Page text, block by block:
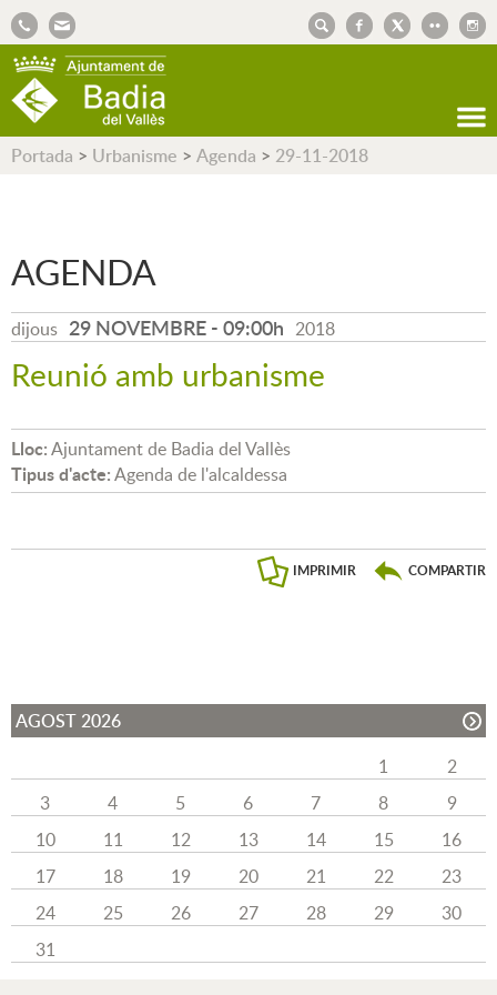
Portada > Urbanisme > Agenda > 29-11-2018
AGENDA
dijous 29 NOVEMBRE - 09:00h 2018
Reunió amb urbanisme
Lloc:Ajuntament de Badia del Vallès
Tipus d'acte:Agenda de l'alcaldessa
IMPRIMIR COMPARTIR
AGOST 2026
1
2
3
4 5 6 7 8
9
10
11 12 13 14 15
16
17
18 19 20 21 22
23
24
25 26 27 28 29
30
31